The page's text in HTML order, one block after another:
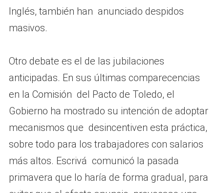
Inglés, también han anunciado despidos
masivos.
Otro debate es el de las jubilaciones
anticipadas. En sus últimas comparecencias
en la Comisión del Pacto de Toledo, el
Gobierno ha mostrado su intención de adoptar
mecanismos que desincentiven esta práctica,
sobre todo para los trabajadores con salarios
más altos. Escrivá comunicó la pasada
primavera que lo haría de forma gradual, para